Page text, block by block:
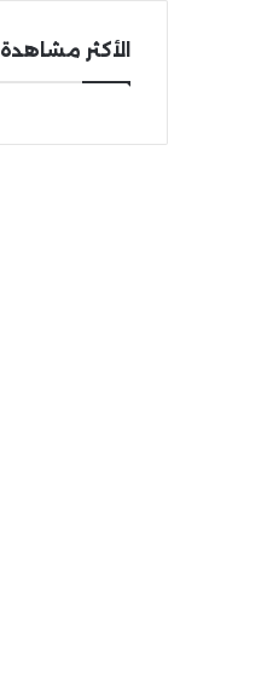
الأكثر مشاهدة